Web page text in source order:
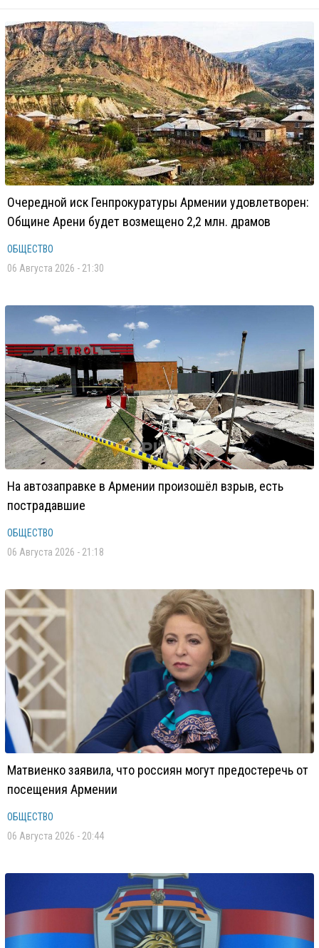
Очередной иск Генпрокуратуры Армении удовлетворен:
Общине Арени будет возмещено 2,2 млн. драмов
ОБЩЕСТВО
06 Августа 2026 - 21:30
На автозаправке в Армении произошёл взрыв, есть
пострадавшие
ОБЩЕСТВО
06 Августа 2026 - 21:18
Матвиенко заявила, что россиян могут предостеречь от
посещения Армении
ОБЩЕСТВО
06 Августа 2026 - 20:44